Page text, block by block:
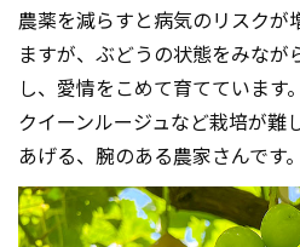
農薬を減らすと病気のリスクが
ますが、ぶどうの状態をみなが
し、愛情をこめて育てています。
クイーンルージュなど栽培が難
あげる、腕のある農家さんです。